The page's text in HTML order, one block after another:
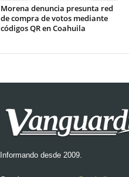
Morena denuncia presunta red
de compra de votos mediante
códigos QR en Coahuila
Informando desde 2009.